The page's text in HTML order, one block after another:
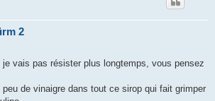
2
je vais pas résister plus longtemps, vous pensez
de vinaigre dans tout ce sirop qui fait grimper